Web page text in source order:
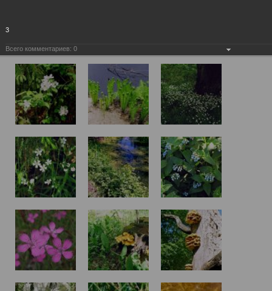
3
Всего комментариев: 0